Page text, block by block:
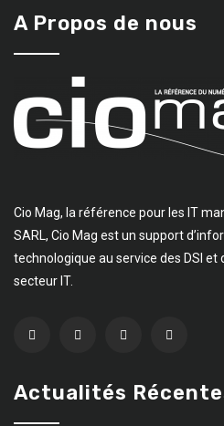
A Propos de nous
Cio Mag, la référence pour les IT
SARL, Cio Mag est un support
technologique au service des DSI et
secteur IT.
Actualités